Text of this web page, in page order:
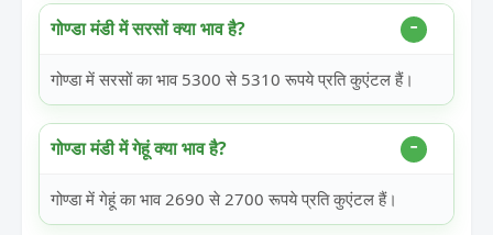
गोण्डा मंडी में सरसों क्या भाव है?
गोण्डा में सरसों का भाव 5300 से 5310 रूपये प्रति कुएंटल हैं।
गोण्डा मंडी में गेहूं क्या भाव है?
गोण्डा में गेहूं का भाव 2690 से 2700 रूपये प्रति कुएंटल हैं।